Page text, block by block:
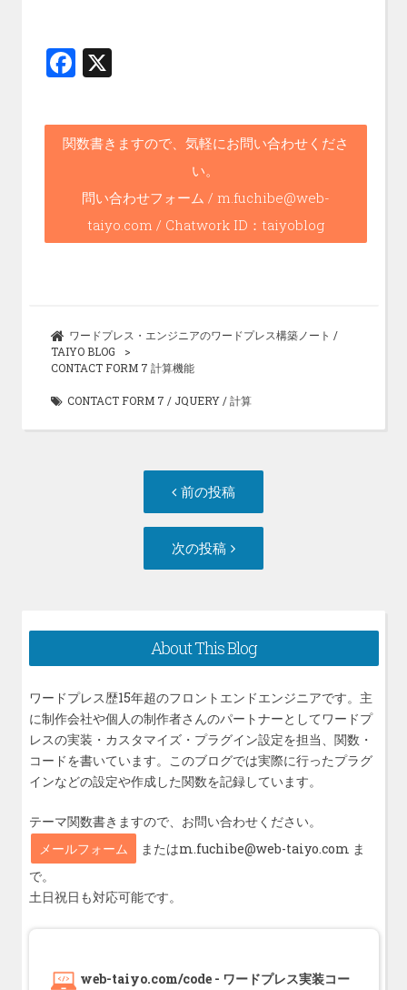
F
ce
b
o
k
X
関数書きますので、気軽にお問い合わせくださ
い。
問い合わせフォーム / m.fuchibe@web-
taiyo.com / Chatwork ID：taiyoblog
ワードプレス・エンジニアのワードプレス構築ノート /
TAIYO BLOG
CONTACT FORM 7 計算機能
CONTACT FORM 7 / JQUERY/計算
シ
ョ
ン
前の投稿
の
稿:
次の投稿
の
About This Blog
ワードプレス歴15年超のフロントエンドエンジニアです。主
に制作会社や個人の制作者さんのパートナーとしてワードプ
レスの実装・カスタマイズ・プラグイン設定を担当、関数・
コードを書いています。このブログでは実際に行ったプラグ
インなどの設定や作成した関数を記録しています。
テーマ関数書きますので、お問い合わせください。
メールフォーム
またはm.fuchibe@web-taiyo.com ま
で。
土日祝日も対応可能です。
web-taiyo.com/code - ワードプレス実装コー